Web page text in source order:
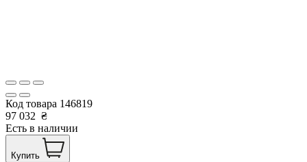
Код товара 146819
97 032 ₴
Есть в наличии
Купить